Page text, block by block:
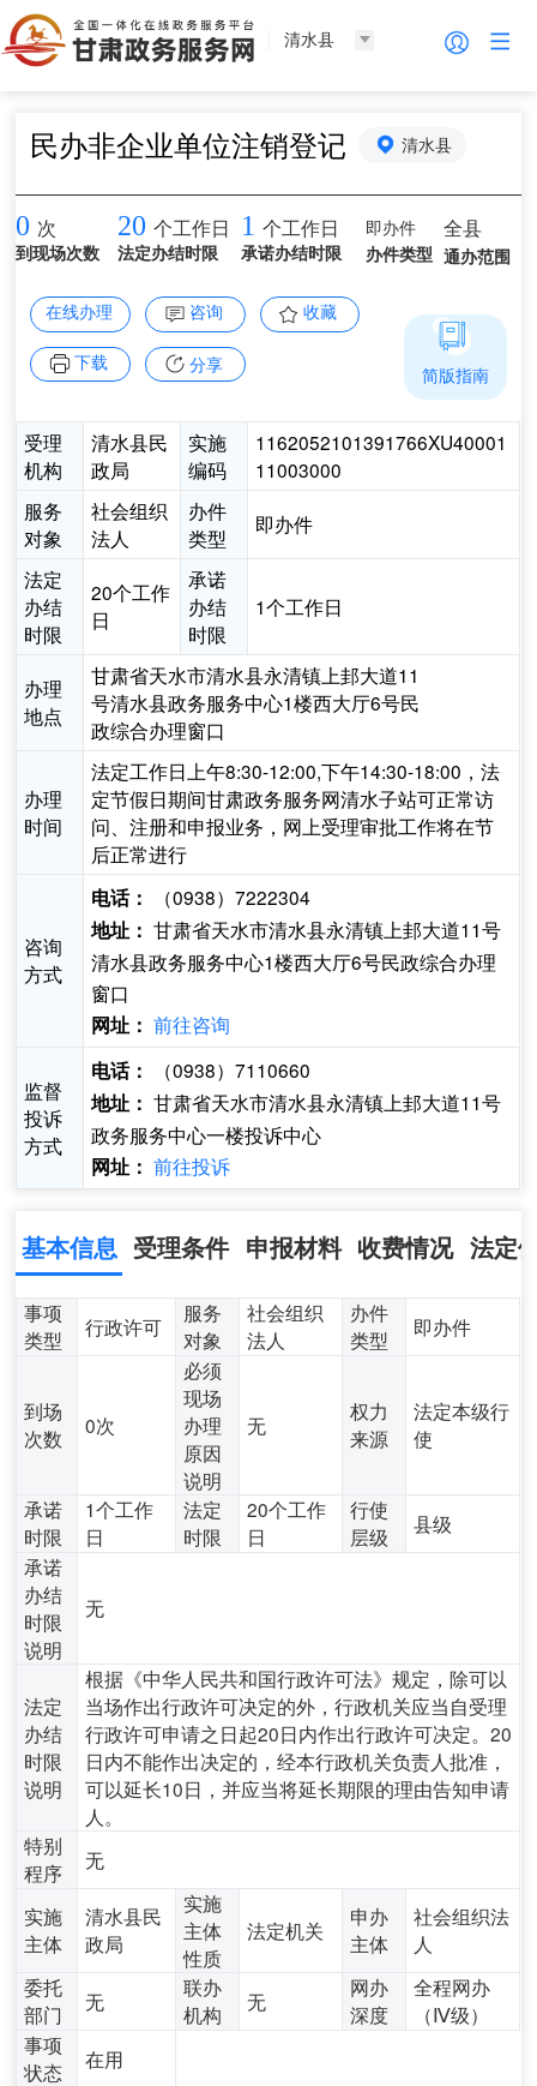
清水县
民办非企业单位注销登记 清水县
0 次
到现场次数
20 个工作日
法定办结时限
1 个工作日
承诺办结时限
即办件
办件类型
全县
通办范围
在线办理 咨询 收藏
下载 分享
受理
机构
清水县民
政局
实施
编码
1162052101391766XU40001
11003000
服务
对象
社会组织
法人
办件
类型
即办件
法定
办结
时限
20个工作
日
承诺
办结
时限
1个工作日
办理
地点
甘肃省天水市清水县永清镇上邽大道11
号清水县政务服务中心1楼西大厅6号民
政综合办理窗口
办理
时间
法定工作日上午8:30-12:00,下午14:30-18:00，法
定节假日期间甘肃政务服务网清水子站可正常访
问、注册和申报业务，网上受理审批工作将在节
后正常进行
咨询
方式
电话：
（0938）7222304
地址： 甘肃省天水市清水县永清镇上邽大道11号
清水县政务服务中心1楼西大厅6号民政综合办理
窗口
网址： 前往咨询
监督
投诉
方式
电话：
（0938）7110660
地址： 甘肃省天水市清水县永清镇上邽大道11号
政务服务中心一楼投诉中心
网址： 前往投诉
简版指南
基本信息 受理条件 申报材料 收费情况 法定
事项
类型
行政许可
服务
对象
社会组织
法人
办件
类型
即办件
到场
次数
0次
必须
现场
办理
原因
说明
无
权力
来源
法定本级行
使
承诺
时限
1个工作
日
法定
时限
20个工作
日
行使
层级
县级
承诺
办结
时限
说明
无
法定
办结
时限
说明
根据《中华人民共和国行政许可法》规定，除可以
当场作出行政许可决定的外，行政机关应当自受理
行政许可申请之日起‌20日内‌作出行政许可决定。20
日内不能作出决定的，经本行政机关负责人批准，
可以延长10日，并应当将延长期限的理由告知申请
人。
特别
程序
无
实施
主体
清水县民
政局
实施
主体
性质
法定机关
申办
主体
社会组织法
人
委托
部门
无
联办
机构
无
网办
深度
全程网办
（Ⅳ级）
事项
状态
在用